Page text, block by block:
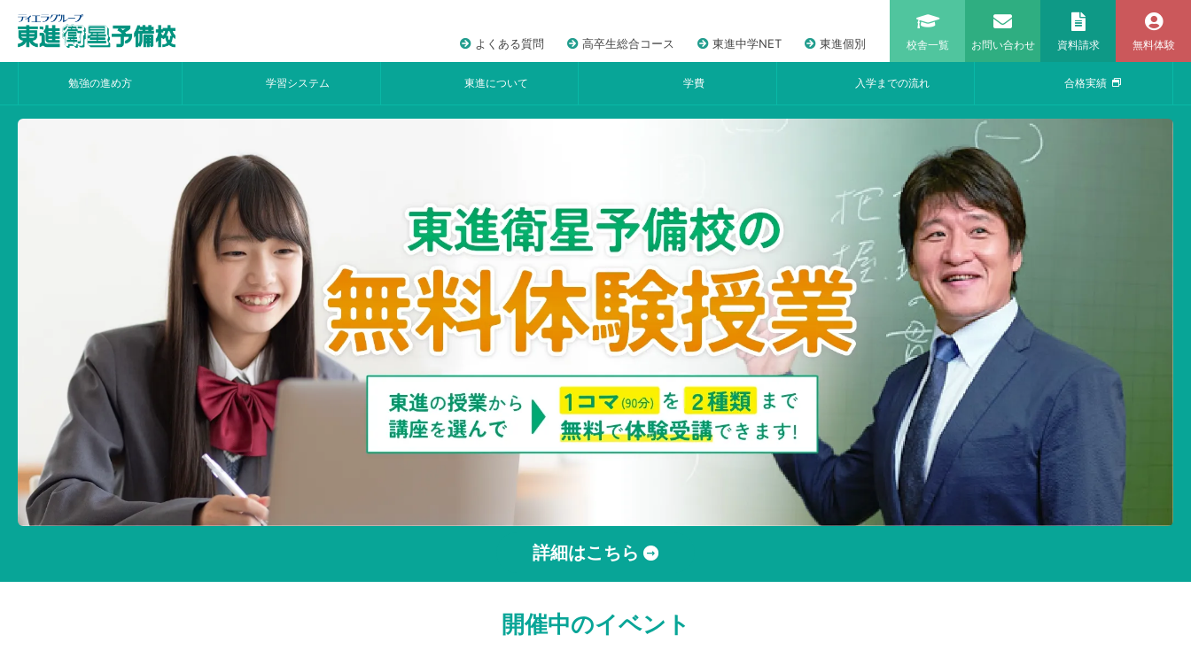
よくある質問 高卒生総合コース 東進中学NET 東進個別 校舎一覧 お問い合わせ 資料請求 無料体験
勉強の進め方 学習システム 東進について 学費 入学までの流れ 合格実績
詳細はこちら
開催中のイベント